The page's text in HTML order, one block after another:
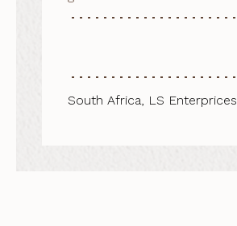
South Africa, LS Enterprices